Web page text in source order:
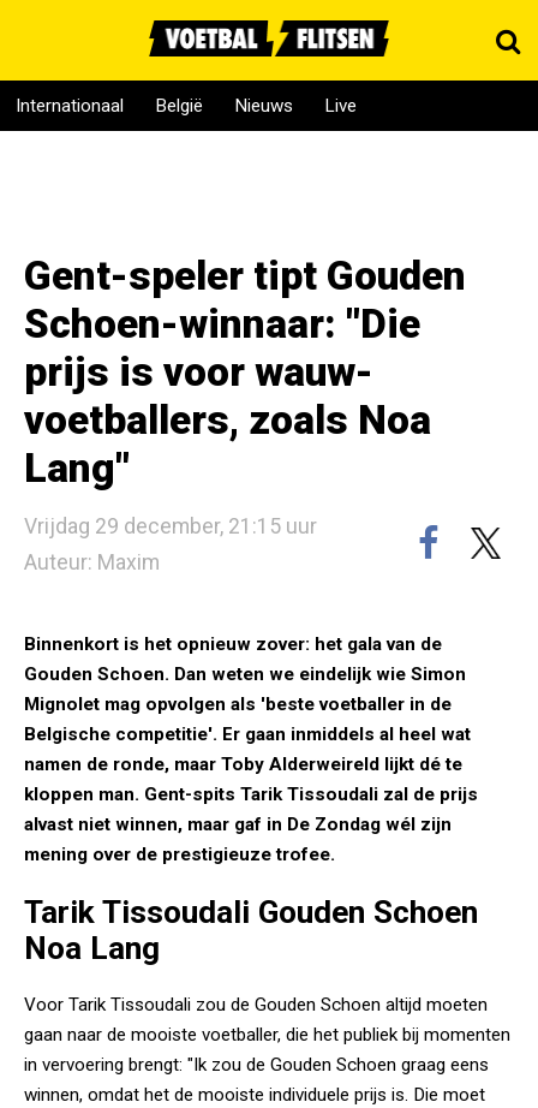
Internationaal België Nieuws Live
Gent-speler tipt Gouden
Schoen-winnaar: "Die
prijs is voor wauw-
voetballers, zoals Noa
Lang"
Vrijdag 29 december, 21:15 uur
Auteur: Maxim
Binnenkort is het opnieuw zover: het gala van de
Gouden Schoen. Dan weten we eindelijk wie Simon
Mignolet mag opvolgen als 'beste voetballer in de
Belgische competitie'. Er gaan inmiddels al heel wat
namen de ronde, maar Toby Alderweireld lijkt dé te
kloppen man. Gent-spits Tarik Tissoudali zal de prijs
alvast niet winnen, maar gaf in De Zondag wél zijn
mening over de prestigieuze trofee.
Tarik Tissoudali Gouden Schoen
Noa Lang
Voor Tarik Tissoudali zou de Gouden Schoen altijd moeten
gaan naar de mooiste voetballer, die het publiek bij momenten
in vervoering brengt: "Ik zou de Gouden Schoen graag eens
winnen, omdat het de mooiste individuele prijs is. Die moet